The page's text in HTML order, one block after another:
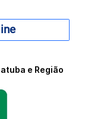
e Região